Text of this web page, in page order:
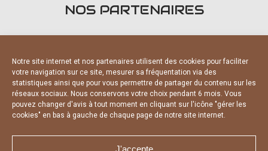
Notre site internet et nos partenaires utilisent des cookies pour faciliter
votre navigation sur ce site, mesurer sa fréquentation via des
statistiques ainsi que pour vous permettre de partager du contenu sur les
réseaux sociaux. Nous conservons votre choix pendant 6 mois. Vous
pouvez changer d'avis à tout moment en cliquant sur l'icône "gérer les
cookies" en bas à gauche de chaque page de notre site internet.
J'accepte
NOS PARTENAIRES
PARTENAIRES OFFICIELS